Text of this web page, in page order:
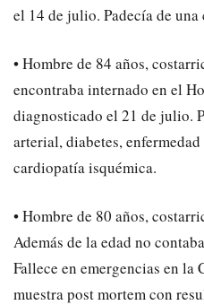
el 14 de julio. Padecía de
• Hombre de 84 años,
encontraba internado en el
diagnosticado el 21 de julio.
arterial, diabetes,
cardiopatía isquémica.
• Hombre de 80 años,
Además de la edad no
Fallece en emergencias en la
muestra post mortem con